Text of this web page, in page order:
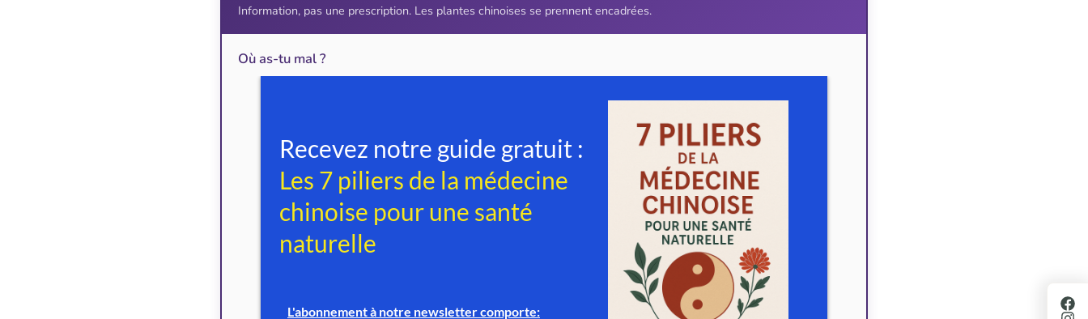
Information, pas une prescription. Les plantes chinoises se prennent encadrées.
Où as-tu mal ?